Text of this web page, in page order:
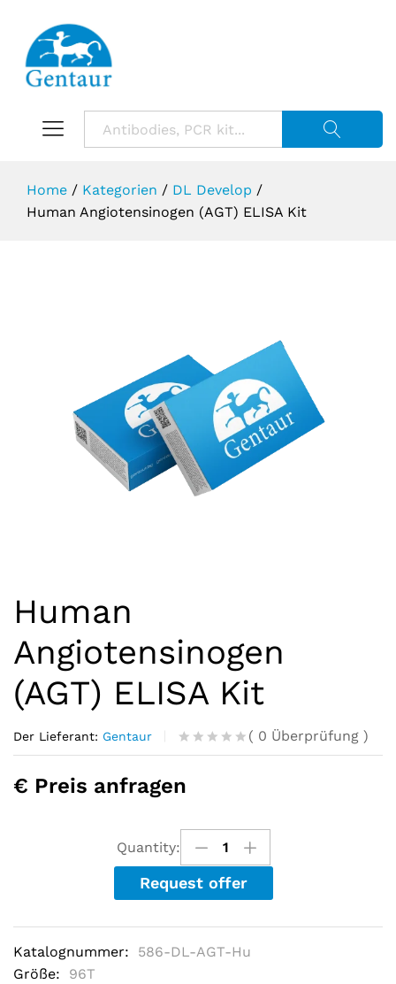
Home / Kategorien / DL Develop /
Human Angiotensinogen (AGT) ELISA Kit
Human
Angiotensinogen
(AGT) ELISA Kit
Der Lieferant: Gentaur
R
t
o
u
t
o
f
5
a
e
0
( 0 Überprüfung )
€ Preis anfragen
Quantity:
Request offer
Katalognummer:
586-DL-AGT-Hu
Größe:
96T